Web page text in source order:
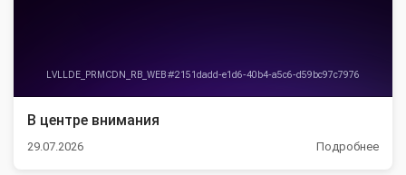
В центре внимания
29.07.2026 Подробнее